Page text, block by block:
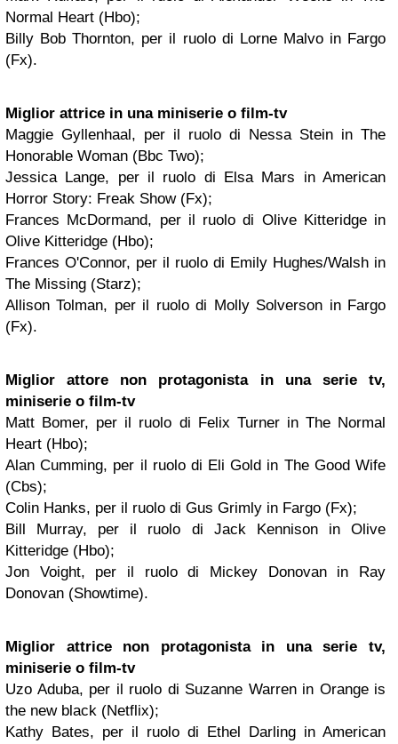
Normal Heart (Hbo);
Billy Bob Thornton, per il ruolo di Lorne Malvo in Fargo
(Fx).
Miglior attrice in una miniserie o film-tv
Maggie Gyllenhaal, per il ruolo di Nessa Stein in The
Honorable Woman (Bbc Two);
Jessica Lange, per il ruolo di Elsa Mars in American
Horror Story: Freak Show (Fx);
Frances McDormand, per il ruolo di Olive Kitteridge in
Olive Kitteridge (Hbo);
Frances O'Connor, per il ruolo di Emily Hughes/Walsh in
The Missing (Starz);
Allison Tolman, per il ruolo di Molly Solverson in Fargo
(Fx).
Miglior attore non protagonista in una serie tv,
miniserie o film-tv
Matt Bomer, per il ruolo di Felix Turner in The Normal
Heart (Hbo);
Alan Cumming, per il ruolo di Eli Gold in The Good Wife
(Cbs);
Colin Hanks, per il ruolo di Gus Grimly in Fargo (Fx);
Bill Murray, per il ruolo di Jack Kennison in Olive
Kitteridge (Hbo);
Jon Voight, per il ruolo di Mickey Donovan in Ray
Donovan (Showtime).
Miglior attrice non protagonista in una serie tv,
miniserie o film-tv
Uzo Aduba, per il ruolo di Suzanne Warren in Orange is
the new black (Netflix);
Kathy Bates, per il ruolo di Ethel Darling in American